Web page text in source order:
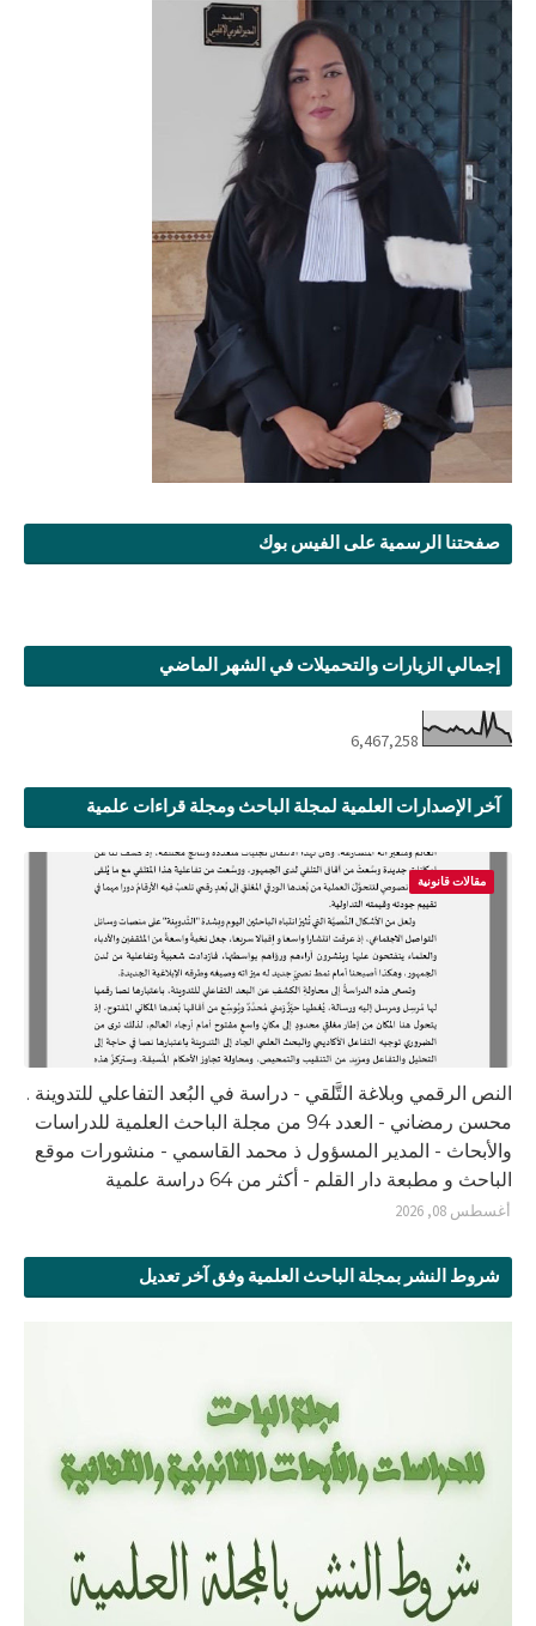
صفحتنا الرسمية على الفيس بوك
إجمالي الزيارات والتحميلات في الشهر الماضي
6,467,258
آخر الإصدارات العلمية لمجلة الباحث ومجلة قراءات علمية
مقالات قانونية
النص الرقمي وبلاغة التَّلقي - دراسة في البُعد التفاعلي للتدوينة .
محسن رمضاني - العدد 94 من مجلة الباحث العلمية للدراسات
والأبحاث - المدير المسؤول ذ محمد القاسمي - منشورات موقع
الباحث و مطبعة دار القلم - أكثر من 64 دراسة علمية
أغسطس 08, 2026
شروط النشر بمجلة الباحث العلمية وفق آخر تعديل